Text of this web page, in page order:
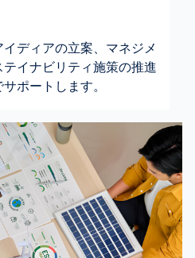
ディアの立案、マネジメ
イナビリティ施策の推進
ポートします。